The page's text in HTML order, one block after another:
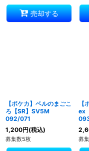
売却する
【ポケカ】ベルのまごこ
ろ【SR】SV5M
092/071
1,200円(税込)
募集数5枚
ex
募